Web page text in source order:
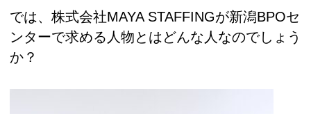
では、株式会社MAYA STAFFINGが新潟BPOセ
ンターで求める人物とはどんな人なのでしょう
か？